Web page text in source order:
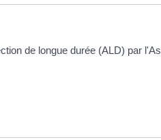
de longue durée (ALD) par